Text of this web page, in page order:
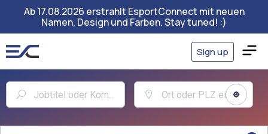
Ab 17.08.2026 erstrahlt EsportConnect mit neuen
Namen, Design und Farben. Stay tuned! :)
Sign up